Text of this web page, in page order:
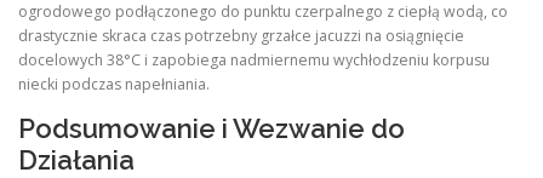
ogrodowego podłączonego do punktu czerpalnego z ciepłą wodą, co
drastycznie skraca czas potrzebny grzałce jacuzzi na osiągnięcie
docelowych 38°C i zapobiega nadmiernemu wychłodzeniu korpusu
niecki podczas napełniania.
Podsumowanie i Wezwanie do
Działania